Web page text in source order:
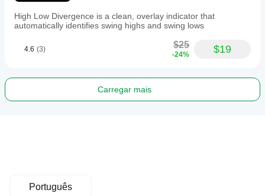
High Low Divergence is a clean, overlay indicator that
automatically identifies swing highs and swing lows
4.6 (3) $25
-24% $19
Carregar mais
Português